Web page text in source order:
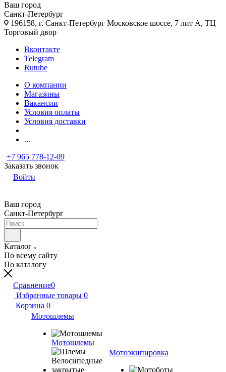
Ваш город
Санкт-Петербург
196158, г. Санкт-Петербург Московское шоссе, 7 лит А, ТЦ
Торговый двор
Вконтакте
Telegram
Rutube
О компании
Магазины
Вакансии
Условия оплаты
Условия доставки
...
+7 965 778-12-09
Заказать звонок
Войти
Ваш город
Санкт-Петербург
Каталог
По всему сайту
По каталогу
Сравнение0
Избранные товары 0
Корзина 0
Мотошлемы
Мотошлемы
Мотоэкипировка